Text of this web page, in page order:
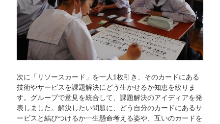
次に「リソースカード」を一人1枚引き、そのカードにある
技術やサービスを課題解決にどう生かせるか知恵を絞りま
す。グループで意見を統合して、課題解決のアイディアを発
表しました。解決したい問題に、どう自分のカードにあるサ
ービスと結びつけるか一生懸命考える姿や、互いのカードを